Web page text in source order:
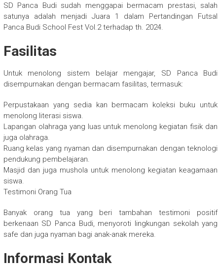
SD Panca Budi sudah menggapai bermacam prestasi, salah
satunya adalah menjadi Juara 1 dalam Pertandingan Futsal
Panca Budi School Fest Vol.2 terhadap th. 2024.
Fasilitas
Untuk menolong sistem belajar mengajar, SD Panca Budi
disempurnakan dengan bermacam fasilitas, termasuk:
Perpustakaan yang sedia kan bermacam koleksi buku untuk
menolong literasi siswa.
Lapangan olahraga yang luas untuk menolong kegiatan fisik dan
juga olahraga.
Ruang kelas yang nyaman dan disempurnakan dengan teknologi
pendukung pembelajaran.
Masjid dan juga mushola untuk menolong kegiatan keagamaan
siswa.
Testimoni Orang Tua
Banyak orang tua yang beri tambahan testimoni positif
berkenaan SD Panca Budi, menyoroti lingkungan sekolah yang
safe dan juga nyaman bagi anak-anak mereka.
Informasi Kontak